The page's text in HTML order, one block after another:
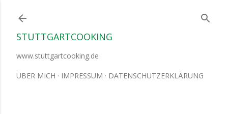
STUTTGARTCOOKING
www.stuttgartcooking.de
ÜBER MICH IMPRESSUM DATENSCHUTZERKLÄRUNG